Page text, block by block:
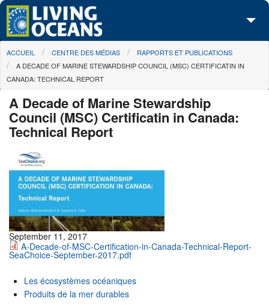
Skip to main content
À propos de nous
Nos campagnes
Centre des Médias
Les Cartes
Passez à l'action
You are here
ACCUEIL CENTRE DES MÉDIAS
RAPPORTS ET PUBLICATIONS
A DECADE OF MARINE STEWARDSHIP COUNCIL (MSC) CERTIFICATIN IN
CANADA: TECHNICAL REPORT
A Decade of Marine Stewardship
Council (MSC) Certificatin in Canada:
Technical Report
September 11, 2017
A-Decade-of-MSC-Certification-in-Canada-Technical-Report-
SeaChoice-September-2017.pdf
Les écosystèmes océaniques
Produits de la mer durables